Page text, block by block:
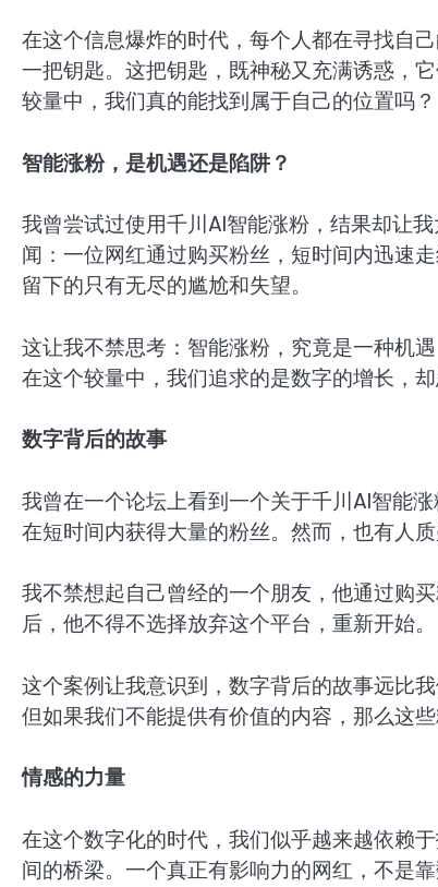
在这个信息爆炸的时代，每个人都在寻找自
一把钥匙。这把钥匙，既神秘又充满诱惑，
较量中，我们真的能找到属于自己的位置吗？
智能涨粉，是机遇还是陷阱？
我曾尝试过使用千川AI智能涨粉，结果却让
闻：一位网红通过购买粉丝，短时间内迅速
留下的只有无尽的尴尬和失望。
这让我不禁思考：智能涨粉，究竟是一种机
在这个较量中，我们追求的是数字的增长，却
数字背后的故事
我曾在一个论坛上看到一个关于千川AI智能
在短时间内获得大量的粉丝。然而，也有人
我不禁想起自己曾经的一个朋友，他通过购
后，他不得不选择放弃这个平台，重新开始。
这个案例让我意识到，数字背后的故事远比
但如果我们不能提供有价值的内容，那么这些
情感的力量
在这个数字化的时代，我们似乎越来越依赖
间的桥梁。一个真正有影响力的网红，不是